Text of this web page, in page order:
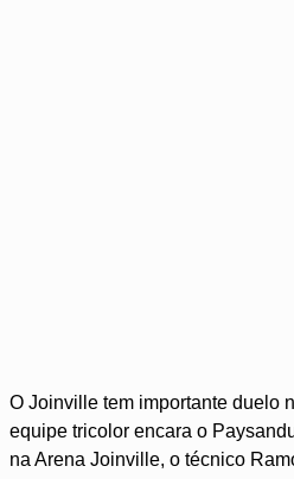
O Joinville tem importante duelo
equipe tricolor encara o
na Arena Joinville, o técnico